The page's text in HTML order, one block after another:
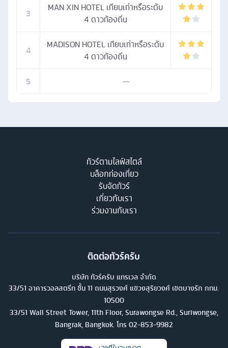
3
MAN XIN HOTEL เทียบเท่าหรือระดับ
4 ดาวท้องถิ่น
4
MADISON HOTEL เทียบเท่าหรือระดับ
4 ดาวท้องถิ่น
5
—
ทัวร์ตามไลฟ์สไตล์
บล็อกท่องเที่ยว
รับจัดทัวร์
เกี่ยวกับเรา
ร่วมงานกับเรา
ติดต่อทัวร์ครับ
บริษัท ทัวร์ครับ แทรเวล จำกัด
33/51 อาคารวอลสตรีท ชั้น 11 ถนนสุรวงศ์ แขวงสุริยวงศ์ เขตบางรัก กทม.
10500
33/51 Wall Street Tower, 11th Floor, Surawongse Rd., Suriwongse,
Bangrak, Bangkok. โทร 02-853-9982